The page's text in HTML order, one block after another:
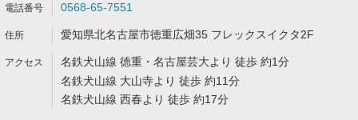
0568-65-7551
愛知県北名古屋市徳重広畑35 フレックスイクタ2F
名鉄犬山線 徳重・名古屋芸大より 徒歩 約1分
名鉄犬山線 大山寺より 徒歩 約11分
名鉄犬山線 西春より 徒歩 約17分